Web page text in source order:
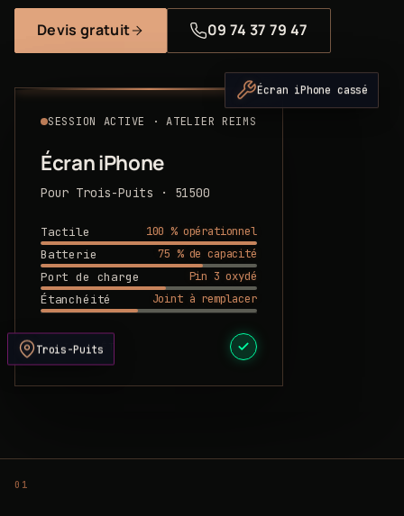
Devis gratuit 09 74 37 79 47
SESSION ACTIVE · ATELIER REIMS
Écran iPhone
Pour Trois-Puits · 51500
Tactile
100 % opérationnel
Batterie
75 % de capacité
Port de charge
Pin 3 oxydé
Étanchéité
Joint à remplacer
DEVIS PRÊT
Écran iPhone cassé
Trois-Puits